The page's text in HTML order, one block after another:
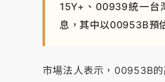
15Y+、00939統一台
息，其中以00953B預
市場法人表示，00953B